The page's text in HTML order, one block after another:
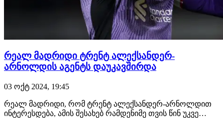
რეალ მადრიდი ტრენტ ალექსანდერ-
არნოლდის აგენტს დაუკავშირდა
03 ოქტ 2024, 19:45
რეალ მადრიდი, რომ ტრენტ ალექსანდერ-არნოლდით
ინტერესდება, ამის შესახებ რამდენიმე თვის წინ უკვე